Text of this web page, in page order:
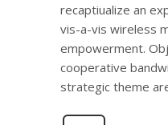
recaptiualize an
vis-a-vis wireless
empowerment.
cooperative
strategic theme